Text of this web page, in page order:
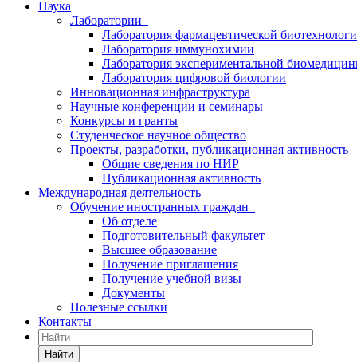
Наука
Лаборатории
Лаборатория фармацевтической
Лаборатория иммунохимии
Лаборатория экспериментальной
Лаборатория цифровой биологии
Инновационная инфраструктура
Научные конференции и семинары
Конкурсы и гранты
Студенческое научное общество
Проекты, разработки, публикационная активность
Общие сведения по НИР
Публикационная активность
Международная деятельность
Обучение иностранных граждан
Об отделе
Подготовительный факультет
Высшее образование
Получение приглашения
Получение учебной визы
Документы
Полезные ссылки
Контакты
Найти